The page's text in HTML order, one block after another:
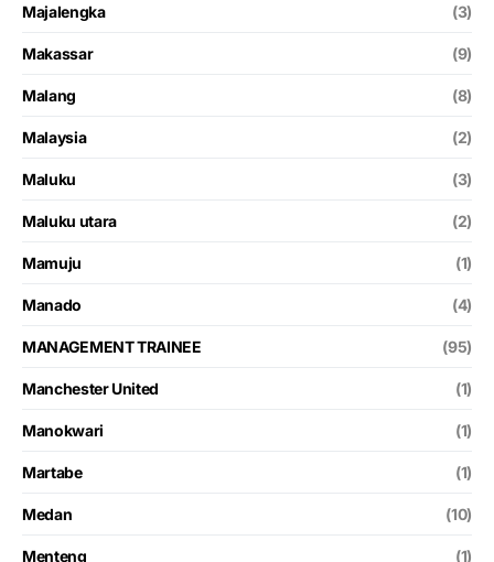
Majalengka (3)
Makassar (9)
Malang (8)
Malaysia (2)
Maluku (3)
Maluku utara (2)
Mamuju (1)
Manado (4)
MANAGEMENT TRAINEE (95)
Manchester United (1)
Manokwari (1)
Martabe (1)
Medan (10)
Menteng (1)